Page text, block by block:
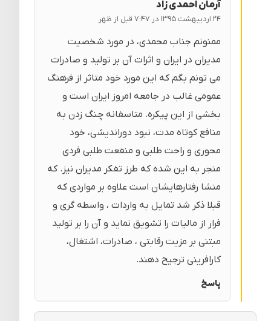
آرمان احمدی زاد
۲۴ اردیبهشت ۱۳۹۵ در ۷:۴۷ قبل از ظهر
ممنونم جناب محمدی، در مورد شخصیت
مدیران در ایران و اثرات آن بر تولید و صادرات
می تونم بگم که این مورد خود متاثر از فرهنگ
عمومی غالب در جامعه امروز ایران است و
بخشی از این پیکره. متاسفانه چنگ زدن به
منافع کوتاه مدت، نبود دوراندیشی، خود
محوری و راحت طلبی و منفعت طلبی فردی
منجر به این شده که طرز تفکر مدیران نیز. که
منشا رفتارهایشان است علاوه بر مواردی که
قبلا ذکر شد تمایل به واردات ، واسطه گری و
فرار از مالیات را تشویق نماید و آن را بر تولید
مبتنی بر مزیت رقابتی ، صادرات، اشتغال،
کارافرینی ترجیح دهند.
پاسخ